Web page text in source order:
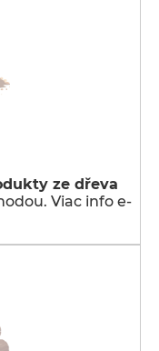
ze dřeva
Viac info e-